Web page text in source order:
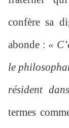
confère sa
abonde : «
le
résident
termes